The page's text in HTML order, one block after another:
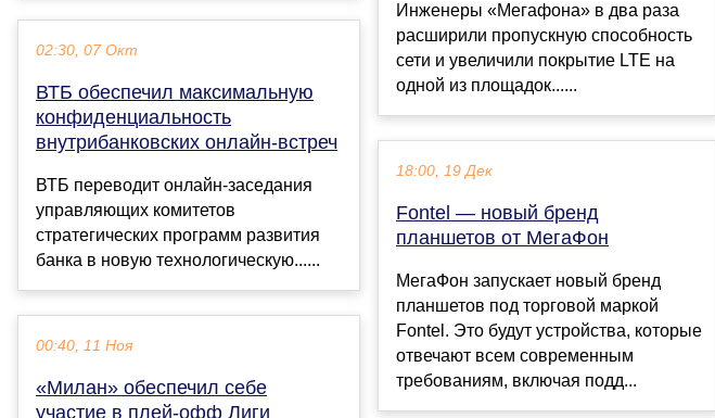
02:30, 07 Окт
ВТБ обеспечил максимальную
конфиденциальность
внутрибанковских онлайн-встреч
ВТБ переводит онлайн-заседания
управляющих комитетов
стратегических программ развития
банка в новую технологическую......
00:40, 11 Ноя
«Милан» обеспечил себе
участие в плей-офф Лиги
Инженеры «Мегафона» в два раза
расширили пропускную способность
сети и увеличили покрытие LTE на
одной из площадок......
18:00, 19 Дек
Fontel — новый бренд
планшетов от МегаФон
МегаФон запускает новый бренд
планшетов под торговой маркой
Fontel. Это будут устройства, которые
отвечают всем современным
требованиям, включая подд...